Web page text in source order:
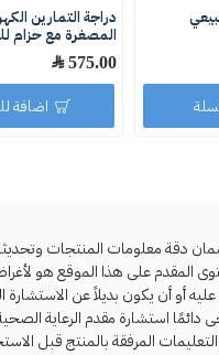
دراجة التمارين
المصغرة مع حزام
575.00 ﷼
اضافة
دقة معلومات المنتجات
المقدم على هذا الموقع هو
أو أن يكون بديلاً عن الاستشارة
دائمًا استشارة مقدم الرعاية
المرفقة بالمنتج قبل